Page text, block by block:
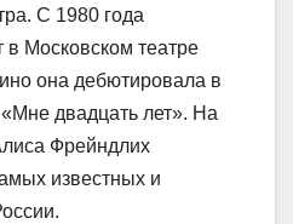
С 1980 года
в Московском театре
она дебютировала в
двадцать лет». На
Фрейндлих
известных и